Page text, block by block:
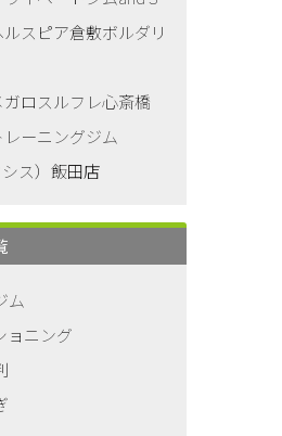
ルスピア倉敷ボルダリ
ガロスルフレ心斎橋
レーニングジム
ス）飯田店
ム
ョニング